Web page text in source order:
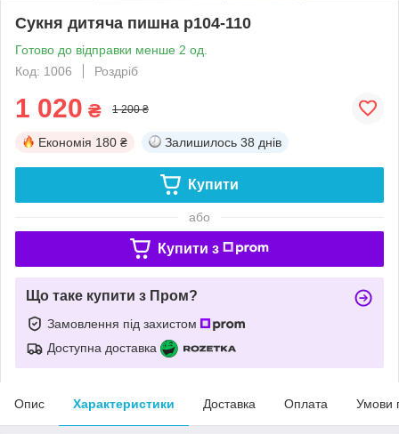
Сукня дитяча пишна р104-110
Готово до відправки менше 2 од.
Код: 1006
Роздріб
1 020 ₴ 1 200 ₴
Економія 180 ₴ Залишилось 38 днів
Купити
або
Купити з
Що таке купити з Пром?
Замовлення під захистом
Доступна доставка
Опис Характеристики Доставка Оплата Умови